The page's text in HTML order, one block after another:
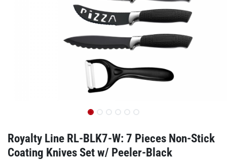
Royalty Line RL-BLK7-W: 7 Pieces Non-Stick
Coating Knives Set w/ Peeler-Black